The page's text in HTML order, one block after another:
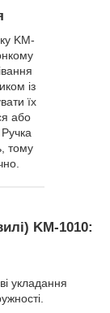
KM-
із
їх
або
тому
KM-1010:
укладання